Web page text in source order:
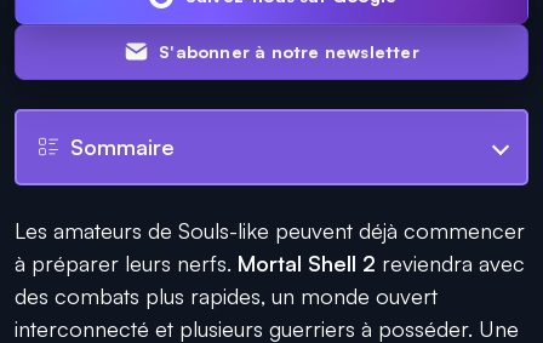
S'abonner à notre newsletter
Sommaire
Les amateurs de Souls-like peuvent déjà commencer
à préparer leurs nerfs. Mortal Shell 2 reviendra avec
des combats plus rapides, un monde ouvert
interconnecté et plusieurs guerriers à posséder. Une